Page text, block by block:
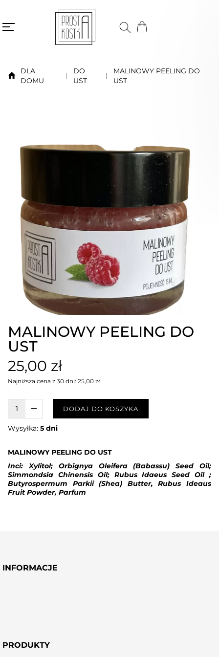
DLA
DOMU
DO
UST
MALINOWY PEELING DO
UST
MALINOWY PEELING DO
UST
25,00 zł
Najniższa cena z 30 dni: 25,00 zł
W KOSZYKU :)DODAJ DO KOSZYKA
Wysyłka:5 dni
MALINOWY PEELING DO UST
Inci: Xylitol; Orbignya Oleifera (Babassu) Seed Oil;
Simmondsia Chinensis Oil; Rubus Idaeus Seed Oil ;
Butyrospermum Parkii (Shea) Butter, Rubus Ideaus
Fruit Powder, Parfum
INFORMACJE
PRODUKTY